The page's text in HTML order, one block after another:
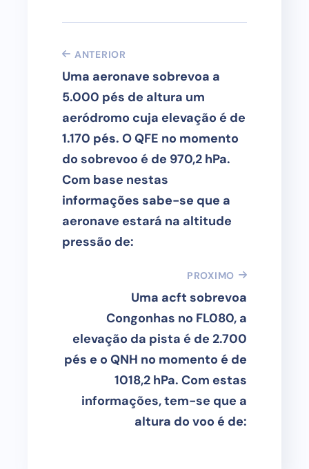
ANTERIOR
Uma aeronave sobrevoa a
5.000 pés de altura um
aeródromo cuja elevação é de
1.170 pés. O QFE no momento
do sobrevoo é de 970,2 hPa.
Com base nestas
informações sabe-se que a
aeronave estará na altitude
pressão de:
PROXIMO
Uma acft sobrevoa
Congonhas no FL080, a
elevação da pista é de 2.700
pés e o QNH no momento é de
1018,2 hPa. Com estas
informações, tem-se que a
altura do voo é de: